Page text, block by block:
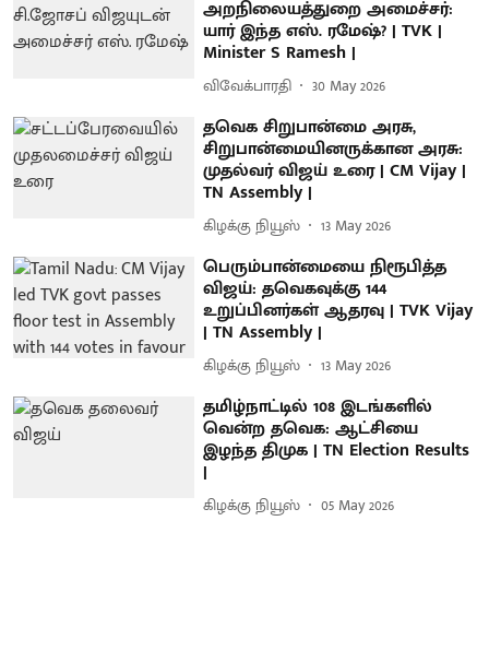
அறநிலையத்துறை அமைச்சர்:
யார் இந்த எஸ். ரமேஷ்? | TVK |
Minister S Ramesh |
விவேக்பாரதி 30 May 2026
தவெக சிறுபான்மை அரசு,
சிறுபான்மையினருக்கான அரசு:
முதல்வர் விஜய் உரை | CM Vijay |
TN Assembly |
கிழக்கு நியூஸ் 13 May 2026
பெரும்பான்மையை நிரூபித்த
விஜய்: தவெகவுக்கு 144
உறுப்பினர்கள் ஆதரவு | TVK Vijay
| TN Assembly |
கிழக்கு நியூஸ் 13 May 2026
தமிழ்நாட்டில் 108 இடங்களில்
வென்ற தவெக: ஆட்சியை
இழந்த திமுக | TN Election Results
|
கிழக்கு நியூஸ் 05 May 2026